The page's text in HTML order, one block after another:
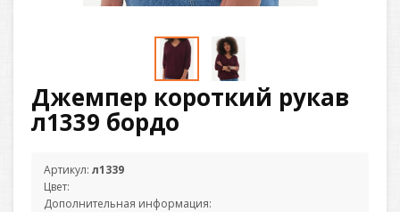
Джемпер короткий рукав
л1339 бордо
Артикул: л1339
Цвет:
Дополнительная информация: